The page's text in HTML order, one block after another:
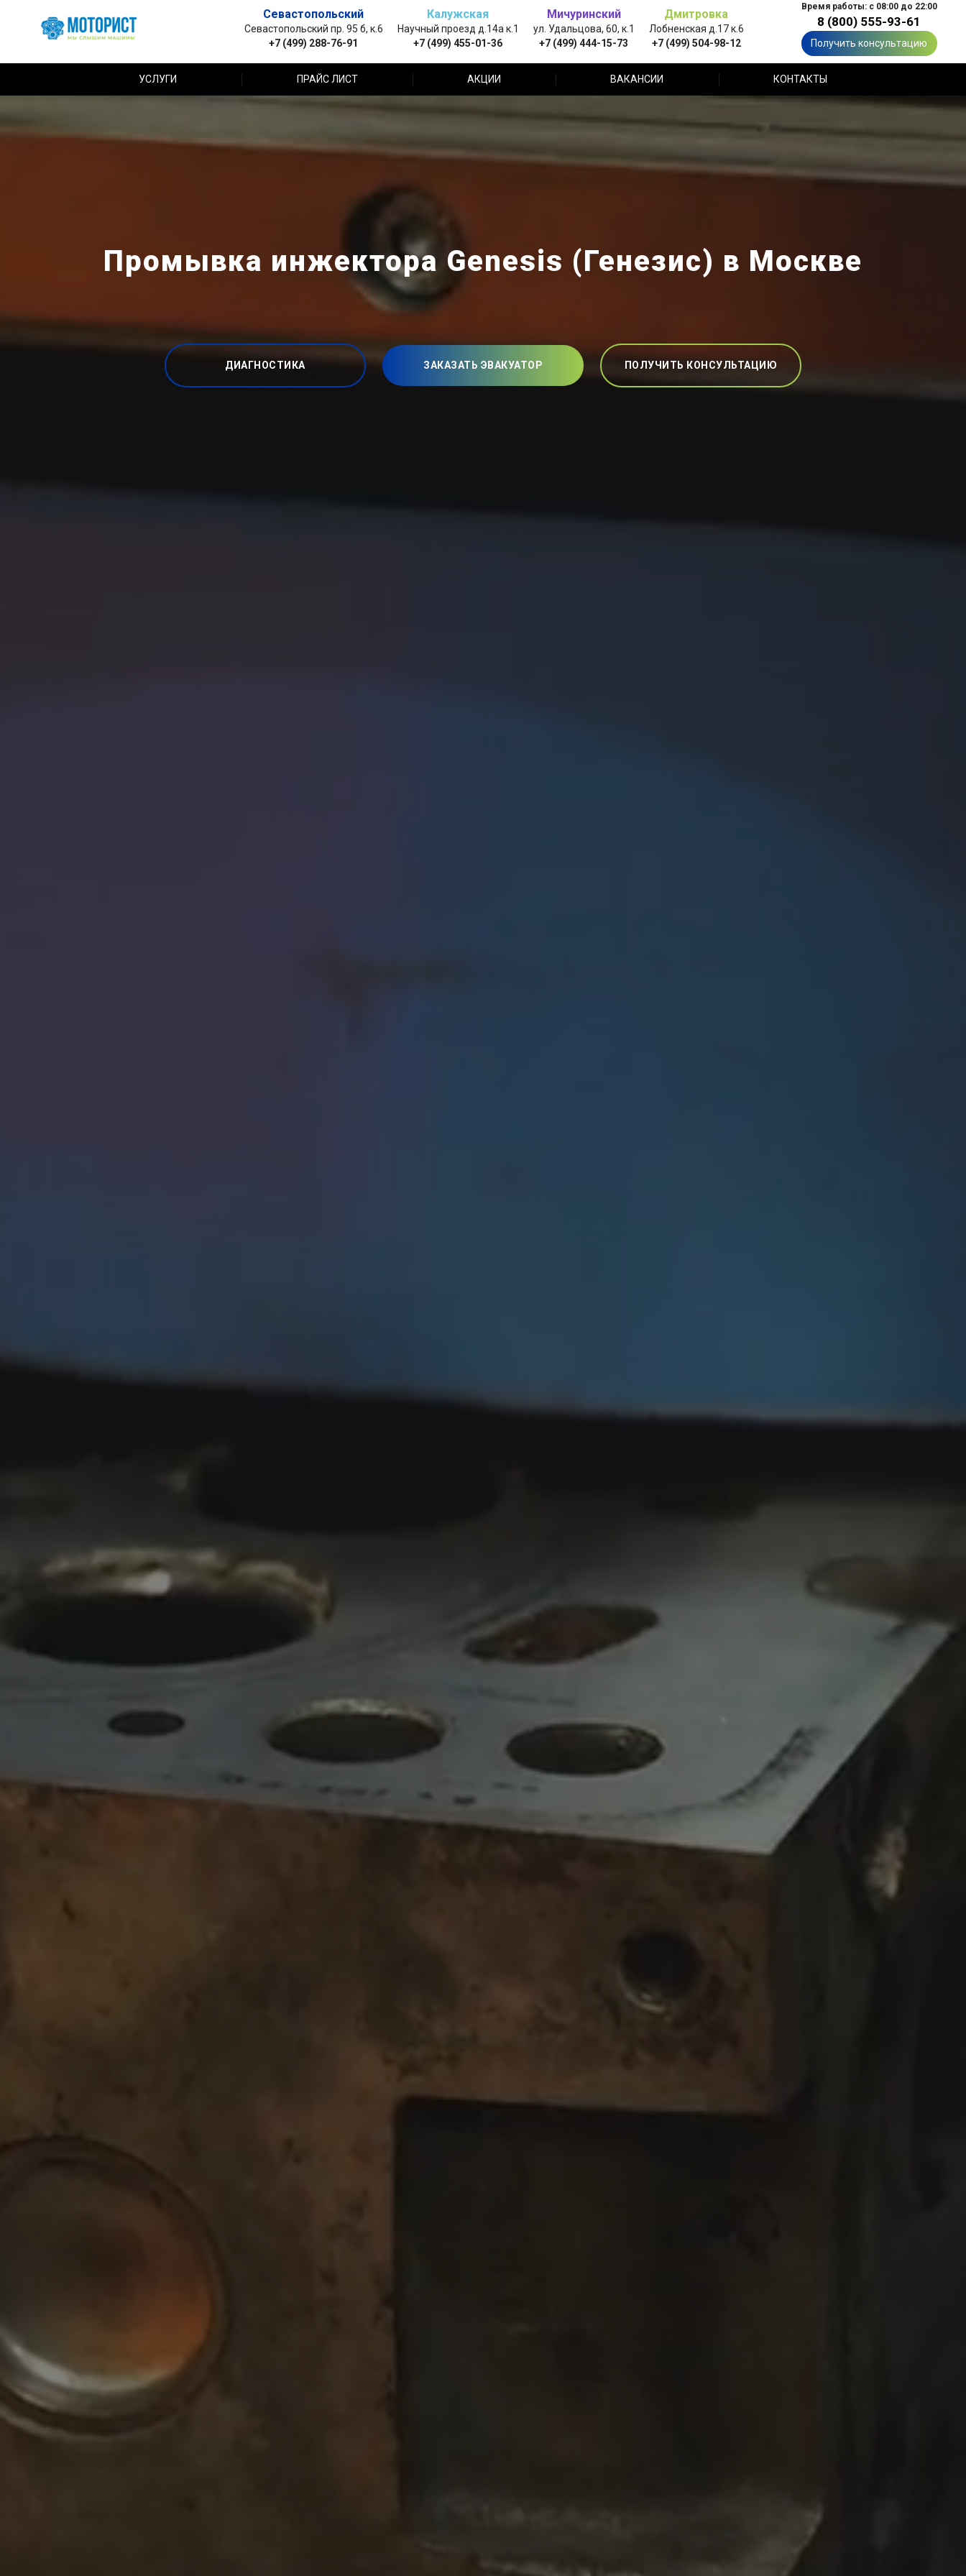
Севастопольский
Севастопольский пр. 95 б, к.6
+7 (499) 288-76-91
Калужская
Научный проезд д.14а к.1
+7 (499) 455-01-36
Мичуринский
ул. Удальцова, 60, к.1
+7 (499) 444-15-73
Дмитровка
Лобненская д.17 к.6
+7 (499) 504-98-12
Время работы: с 08:00 до 22:00
8 (800) 555-93-61
Получить консультацию
УСЛУГИ ПРАЙС ЛИСТ АКЦИИ ВАКАНСИИ КОНТАКТЫ
Промывка инжектора Genesis (Генезис) в Москве
ДИАГНОСТИКА ЗАКАЗАТЬ ЭВАКУАТОР ПОЛУЧИТЬ КОНСУЛЬТАЦИЮ